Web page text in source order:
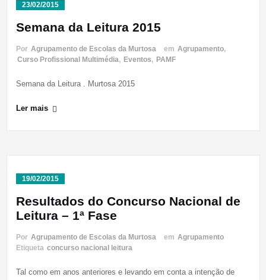
23/02/2015
Semana da Leitura 2015
Por Agrupamento de Escolas da Murtosa em Agrupamento,
Curso Profissional Multimédia, Eventos, PAMF
Semana da Leitura . Murtosa 2015
Ler mais
19/02/2015
Resultados do Concurso Nacional de
Leitura – 1ª Fase
Por Agrupamento de Escolas da Murtosa em Agrupamento
Etiqueta concurso nacional leitura
Tal como em anos anteriores e levando em conta a intenção de